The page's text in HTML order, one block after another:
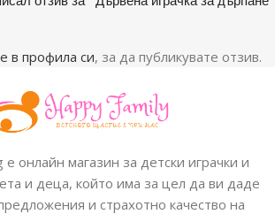
в профила си, за да публикувате отзив.
онлайн магазин за детски играчки и
и деца, който има за цел да ви даде
и страхотно качество на